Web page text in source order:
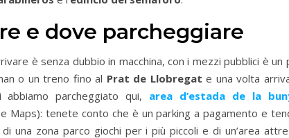
e dove parcheggiare
è senza dubbio in macchina, con i mezzi pubblici è un
o un treno fino al Prat de Llobregat e una volta
parcheggiato qui, area d’estada de la
Maps): tenete conto che è un parking a pagamento e
una zona parco giochi per i più piccoli e di un’area